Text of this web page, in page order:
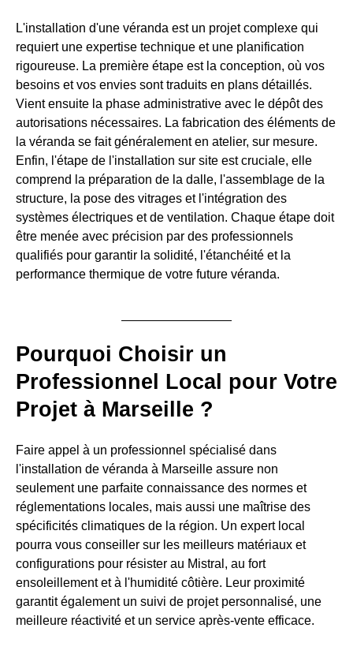
L'installation d'une véranda est un projet complexe qui
requiert une expertise technique et une planification
rigoureuse. La première étape est la conception, où vos
besoins et vos envies sont traduits en plans détaillés.
Vient ensuite la phase administrative avec le dépôt des
autorisations nécessaires. La fabrication des éléments de
la véranda se fait généralement en atelier, sur mesure.
Enfin, l'étape de l'installation sur site est cruciale, elle
comprend la préparation de la dalle, l'assemblage de la
structure, la pose des vitrages et l'intégration des
systèmes électriques et de ventilation. Chaque étape doit
être menée avec précision par des professionnels
qualifiés pour garantir la solidité, l'étanchéité et la
performance thermique de votre future véranda.
Pourquoi Choisir un
Professionnel Local pour Votre
Projet à Marseille ?
Faire appel à un professionnel spécialisé dans
l'installation de véranda à Marseille assure non
seulement une parfaite connaissance des normes et
réglementations locales, mais aussi une maîtrise des
spécificités climatiques de la région. Un expert local
pourra vous conseiller sur les meilleurs matériaux et
configurations pour résister au Mistral, au fort
ensoleillement et à l'humidité côtière. Leur proximité
garantit également un suivi de projet personnalisé, une
meilleure réactivité et un service après-vente efficace.